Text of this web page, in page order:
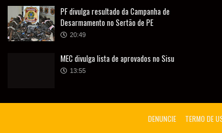
PF divulga resultado da Campanha de
Desarmamento no Sertão de PE
20:49
MEC divulga lista de aprovados no Sisu
13:55
DENUNCIE TERMO DE